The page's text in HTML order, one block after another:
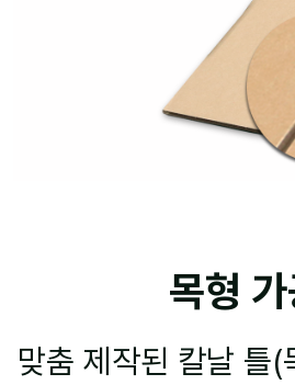
목형
맞춤 제작된 칼날 틀